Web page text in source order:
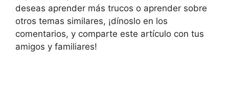
deseas aprender más trucos o aprender sobre
otros temas similares, ¡dínoslo en los
comentarios, y comparte este artículo con tus
amigos y familiares!